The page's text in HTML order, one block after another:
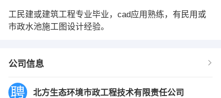
工民建或建筑工程专业毕业，cad应用熟练，有民用或
市政水池施工图设计经验。
公司信息
北方生态环境市政工程技术有限责任公司